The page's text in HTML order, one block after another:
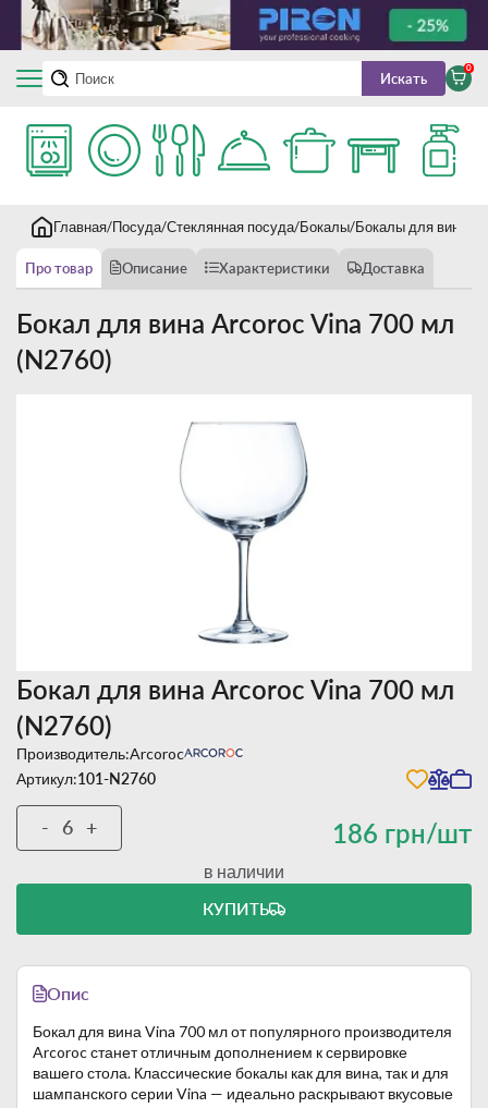
Искать
0
Главная Посуда Стеклянная посуда Бокалы Бокалы для вина
Про товар Описание Характеристики Доставка
Бокал для вина Arcoroc Vina 700 мл
(N2760)
Бокал для вина Arcoroc Vina 700 мл
(N2760)
Производитель:Arcoroc
Артикул:101-N2760
186 грн/шт
- +
в наличии
КУПИТЬ
Опис
Бокал для вина Vina 700 мл от популярного производителя
Arcoroc станет отличным дополнением к сервировке
вашего стола. Классические бокалы как для вина, так и для
шампанского серии Vina — идеально раскрывают вкусовые